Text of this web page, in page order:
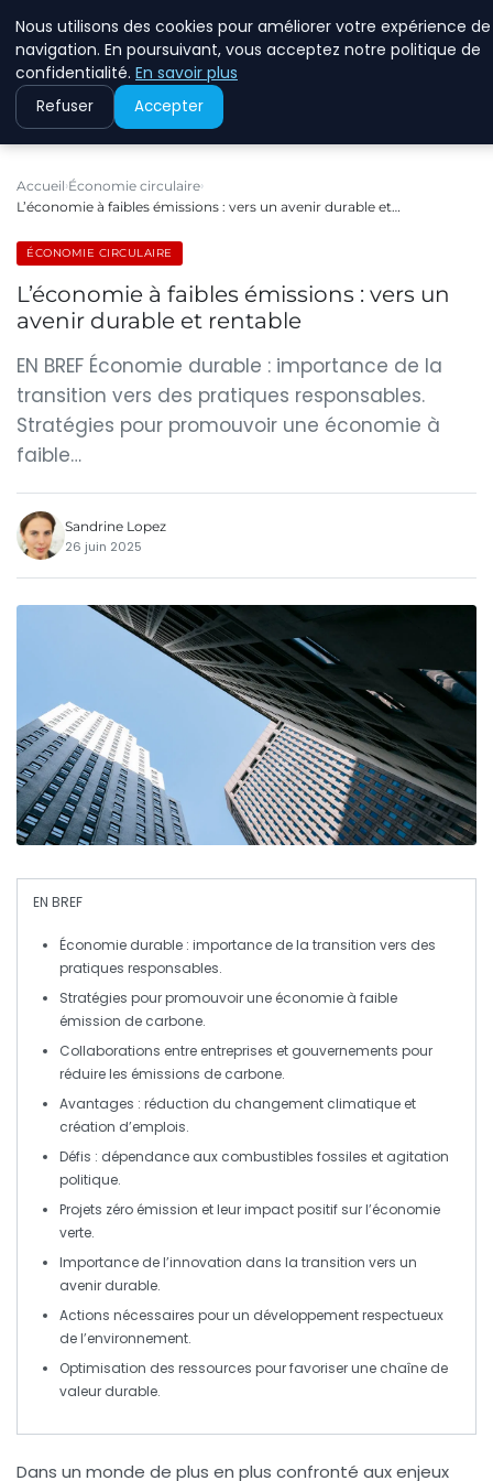
Accueil Économie circulaire
L’économie à faibles émissions : vers un avenir durable et…
ÉCONOMIE CIRCULAIRE
L’économie à faibles émissions : vers un
avenir durable et rentable
EN BREF Économie durable : importance de la
transition vers des pratiques responsables.
Stratégies pour promouvoir une économie à
faible…
Sandrine Lopez
26 juin 2025
EN BREF
Économie durable : importance de la transition vers des
pratiques responsables.
Stratégies pour promouvoir une économie à faible
émission de carbone.
Collaborations entre entreprises et gouvernements pour
réduire les émissions de carbone.
Avantages : réduction du changement climatique et
création d’emplois.
Défis : dépendance aux combustibles fossiles et agitation
politique.
Projets zéro émission et leur impact positif sur l’économie
verte.
Importance de l’innovation dans la transition vers un
avenir durable.
Actions nécessaires pour un développement respectueux
de l’environnement.
Optimisation des ressources pour favoriser une chaîne de
valeur durable.
Dans un monde de plus en plus confronté aux enjeux
Nous utilisons des cookies pour améliorer votre expérience de
navigation. En poursuivant, vous acceptez notre politique de
confidentialité. En savoir plus
Refuser Accepter